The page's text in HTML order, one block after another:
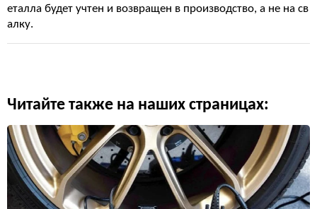
еталла будет учтен и возвращен в производство, а не на св
алку.
Читайте также на наших страницах: